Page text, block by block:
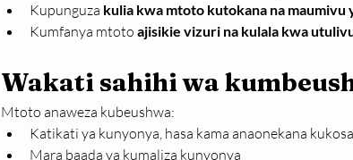
Kupunguza kulia kwa mtoto kutokana na maumivu
Kumfanya mtoto ajisikie vizuri na kulala kwa
Wakati sahihi wa
Mtoto anaweza kubeushwa:
Katikati ya kunyonya, hasa kama anaonekana
Mara baada ya kumaliza kunyonya